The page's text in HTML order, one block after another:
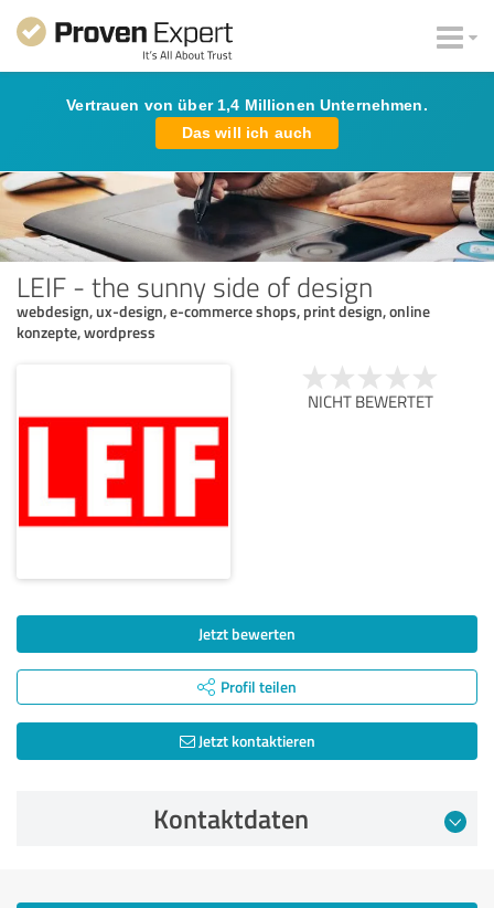
Vertrauen von über 1,4 Millionen Unternehmen.
Das will ich auch
LEIF - the sunny side of design
webdesign, ux-design, e-commerce shops, print design, online
konzepte, wordpress
NICHT BEWERTET
Jetzt bewerten
Profil teilen
Jetzt kontaktieren
Kontaktdaten